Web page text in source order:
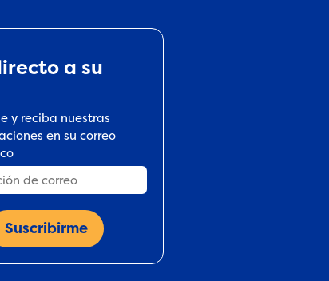
a su
y reciba nuestras
en su correo